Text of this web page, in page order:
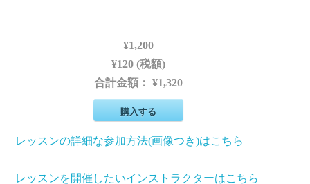
¥1,200
¥120 (税額)
合計金額：¥1,320
購入する
レッスンの詳細な参加方法(画像つき)はこちら
レッスンを開催したいインストラクターはこちら